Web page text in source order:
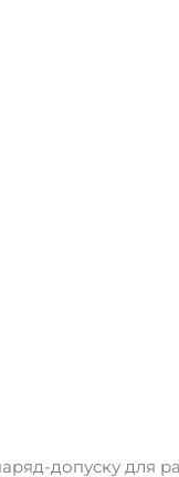
допуску для